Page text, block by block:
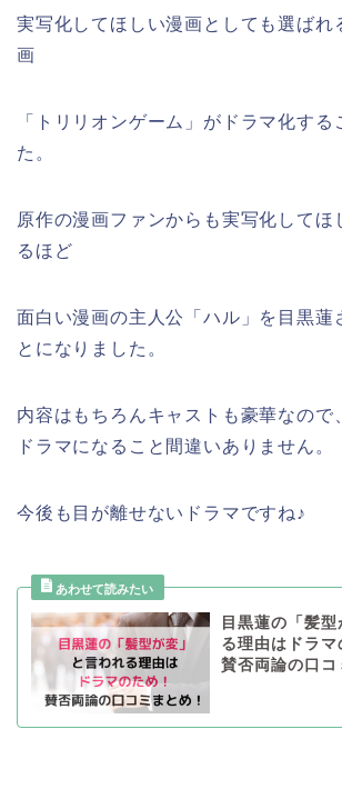
実写化してほしい漫画としても選ばれ
画
「トリリオンゲーム」がドラマ化する
た。
原作の漫画ファンからも実写化してほ
るほど
面白い漫画の主人公「ハル」を目黒蓮
とになりました。
内容はもちろんキャストも豪華なので
ドラマになること間違いありません。
今後も目が離せないドラマですね♪
目黒蓮の「髪
る理由はドラマ
賛否両論の口コ